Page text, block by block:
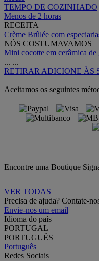
TEMPO DE COZINHADO
Menos de 2 horas
RECEITA
Crème Brûlée com
NÓS COSTUMAVAMOS
Mini cocotte em cerâmica de
... ...
RETIRAR ADICIONE ÀS
Aceitamos os seguintes
Encontre uma Boutique
VER TODAS
Precisa de ajuda? Contate-
Envie-nos um email
Idioma do país
PORTUGAL
PORTUGUÊS
Português
Redes Sociais